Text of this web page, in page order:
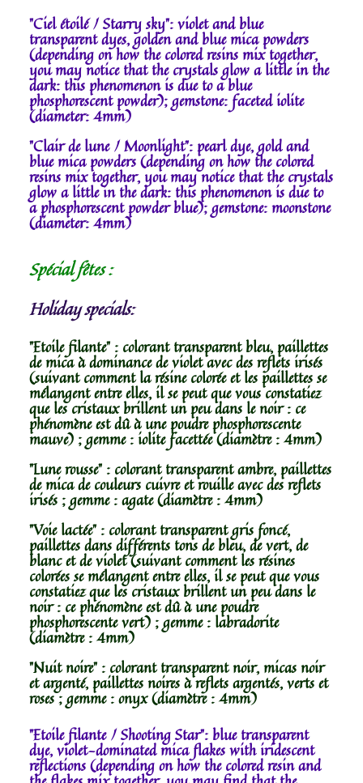
"Ciel étoilé / Starry sky": violet and blue
transparent dyes, golden and blue mica powders
(depending on how the colored resins mix together,
you may notice that the crystals glow a little in the
dark: this phenomenon is due to a blue
phosphorescent powder); gemstone: faceted iolite
(diameter: 4mm)
"Clair de lune / Moonlight": pearl dye, gold and
blue mica powders (depending on how the colored
resins mix together, you may notice that the crystals
glow a little in the dark: this phenomenon is due to
a phosphorescent powder blue); gemstone: moonstone
(diameter: 4mm)
Spécial fêtes :
Holiday specials:
"Etoile filante" : colorant transparent bleu, paillettes
de mica à dominance de violet avec des reflets irisés
(suivant comment la résine colorée et les paillettes se
mélangent entre elles, il se peut que vous constatiez
que les cristaux brillent un peu dans le noir : ce
phénomène est dû à une poudre phosphorescente
mauve) ; gemme : iolite facettée (diamètre : 4mm)
"Lune rousse" : colorant transparent ambre, paillettes
de mica de couleurs cuivre et rouille avec des reflets
irisés ; gemme : agate (diamètre : 4mm)
"Voie lactée" : colorant transparent gris foncé,
paillettes dans différents tons de bleu, de vert, de
blanc et de violet (suivant comment les résines
colorées se mélangent entre elles, il se peut que vous
constatiez que les cristaux brillent un peu dans le
noir : ce phénomène est dû à une poudre
phosphorescente vert) ; gemme : labradorite
(diamètre : 4mm)
"Nuit noire" : colorant transparent noir, micas noir
et argenté, paillettes noires à reflets argentés, verts et
roses ; gemme : onyx (diamètre : 4mm)
"Etoile filante / Shooting Star": blue transparent
dye, violet-dominated mica flakes with iridescent
reflections (depending on how the colored resin and